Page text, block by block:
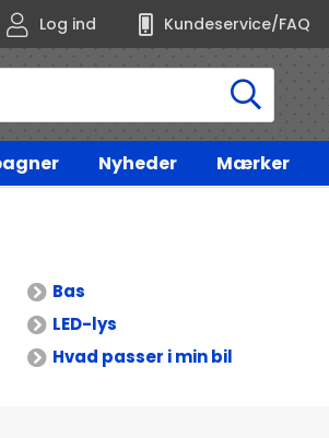
Log ind Kundeservice/FAQ
Nyheder Mærker
Bas
LED-lys
Hvad passer i min bil